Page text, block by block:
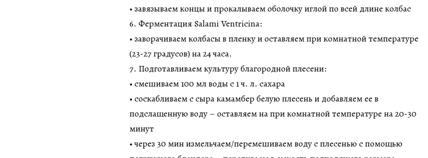
• завязываем концы и прокалываем оболочку иглой по всей длине колбас
6. Ферментация Salami Ventricina:
• заворачиваем колбасы в пленку и оставляем при комнатной температуре
(23-27 градусов) на 24 часа.
7. Подготавливаем культуру благородной плесени:
• смешиваем 100 мл воды с 1 ч. л. сахара
• соскабливаем с сыра камамбер белую плесень и добавляем ее в
подслащенную воду – оставляем на при комнатной температуре на 20-30
минут
• через 30 мин измельчаем/перемешиваем воду с плесенью с помощью